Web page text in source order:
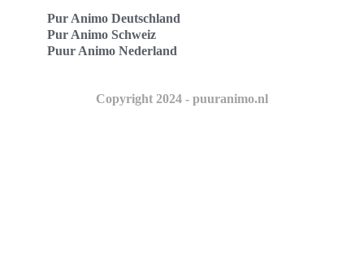
Pur Animo Deutschland
Pur Animo Schweiz
Puur Animo Nederland
Copyright 2024 - puuranimo.nl